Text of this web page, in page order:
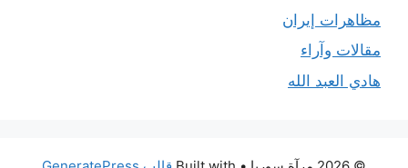
مظاهرات إيران
مقالات وآراء
هادي العبد الله